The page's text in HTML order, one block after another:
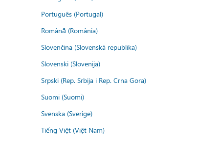
Português (Portugal)
Română (România)
Slovenčina (Slovenská republika)
Slovenski (Slovenija)
Srpski (Rep. Srbija i Rep. Crna Gora)
Suomi (Suomi)
Svenska (Sverige)
Tiếng Việt (Việt Nam)